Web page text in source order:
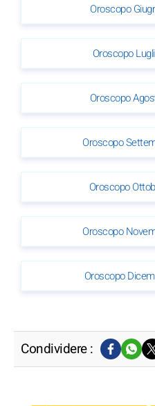
Oroscopo
Oroscopo
Oroscopo
Oroscopo
Oroscopo
Oroscopo
Oroscopo
Condividere :